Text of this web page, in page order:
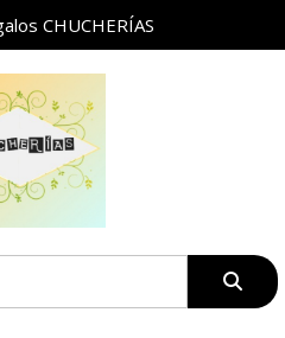
CHUCHERÍAS